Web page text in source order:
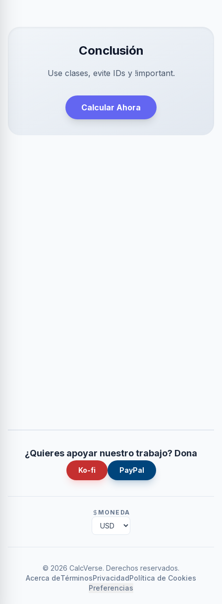
Conclusión
Use clases, evite IDs y !important.
Calcular Ahora
¿Quieres apoyar nuestro trabajo? Dona
Ko-fi PayPal
MONEDA
© 2026 CalcVerse. Derechos reservados.
Acerca deTérminosPrivacidadPolítica de Cookies
Preferencias